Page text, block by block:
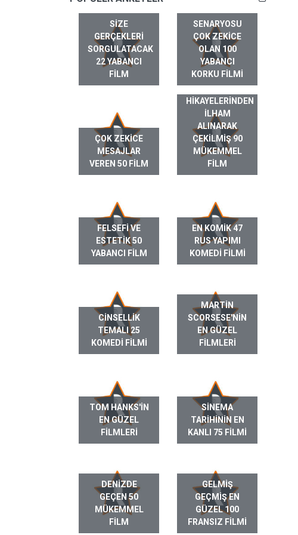
SIZE
GERÇEKLERI
SORGULATACAK
22 YABANCI
FILM
SENARYOSU
ÇOK ZEKICE
OLAN 100
YABANCI
KORKU FILMI
ÇOK ZEKICE
MESAJLAR
VEREN 50 FILM
GERÇEK HAYAT
HIKAYELERINDEN
ILHAM
ALINARAK
ÇEKILMIŞ 90
MÜKEMMEL
FILM
FELSEFI VE
ESTETIK 50
YABANCI FILM
EN KOMIK 47
RUS YAPIMI
KOMEDI FILMI
CINSELLIK
TEMALI 25
KOMEDI FILMI
MARTIN
SCORSESE'NIN
EN GÜZEL
FILMLERI
TOM HANKS'IN
EN GÜZEL
FILMLERI
SINEMA
TARIHININ EN
KANLI 75 FILMI
DENIZDE
GEÇEN 50
MÜKEMMEL
FILM
GELMIŞ
GEÇMIŞ EN
GÜZEL 100
FRANSIZ FILMI